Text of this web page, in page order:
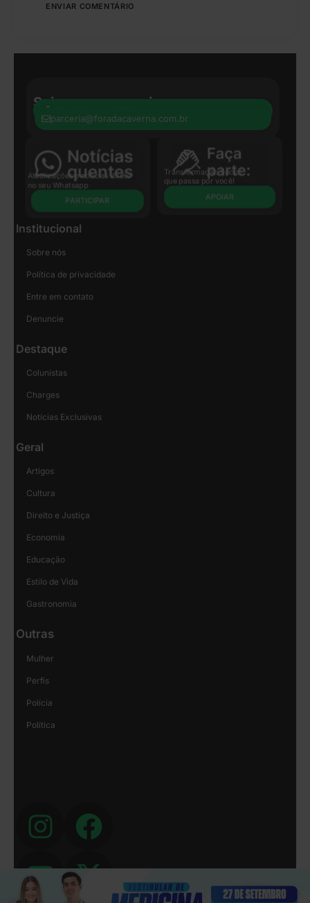
Seja nosso parceiro:
parceria@foradacaverna.com.br
Atualizações e notícias direto
no seu Whatsapp
PARTICIPAR
Transformação Social
que passa por você!
APOIAR
Institucional
Sobre nós
Política de privacidade
Entre em contato
Denuncie
Destaque
Colunistas
Charges
Notícias Exclusivas
Geral
Artigos
Cultura
Direito e Justiça
Economia
Educação
Estilo de Vida
Gastronomia
Outras
Mulher
Perfis
Polícia
Política